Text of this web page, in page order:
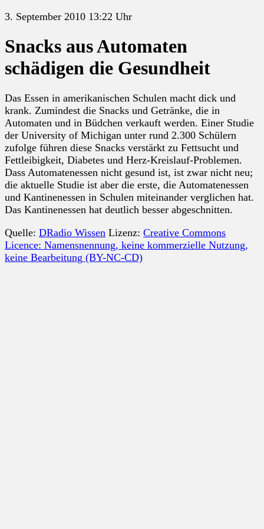
3. September 2010 13:22 Uhr
Snacks aus Automaten
schädigen die Gesundheit
Das Essen in amerikanischen Schulen macht dick und
krank. Zumindest die Snacks und Getränke, die in
Automaten und in Büdchen verkauft werden. Einer Studie
der University of Michigan unter rund 2.300 Schülern
zufolge führen diese Snacks verstärkt zu Fettsucht und
Fettleibigkeit, Diabetes und Herz-Kreislauf-Problemen.
Dass Automatenessen nicht gesund ist, ist zwar nicht neu;
die aktuelle Studie ist aber die erste, die Automatenessen
und Kantinenessen in Schulen miteinander verglichen hat.
Das Kantinenessen hat deutlich besser abgeschnitten.
Quelle: DRadio Wissen Lizenz: Creative Commons
Licence: Namensnennung, keine kommerzielle Nutzung,
keine Bearbeitung (BY-NC-CD)